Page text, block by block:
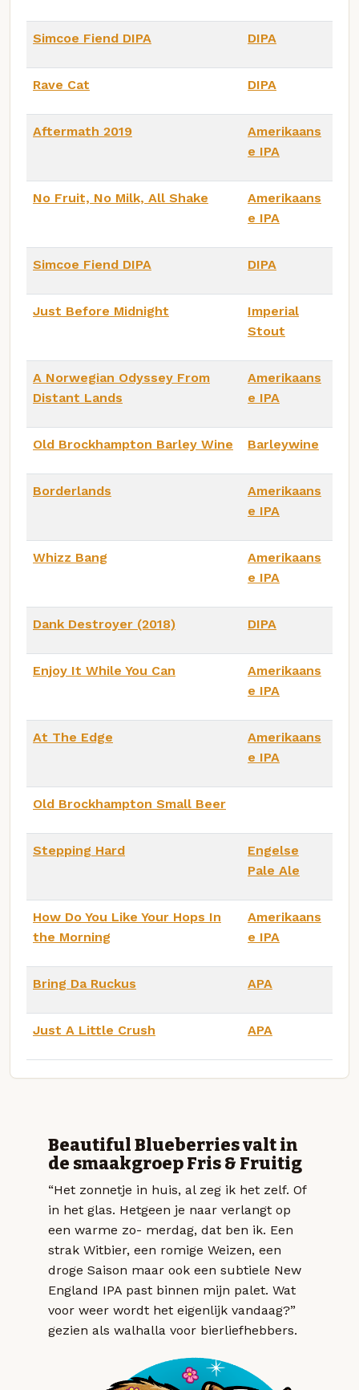
Simcoe Fiend DIPA DIPA
Rave Cat DIPA
Aftermath 2019
Amerikaans
e IPA
No Fruit, No Milk, All Shake
Amerikaans
e IPA
Simcoe Fiend DIPA DIPA
Just Before Midnight
Imperial
Stout
A Norwegian Odyssey From
Distant Lands
Amerikaans
e IPA
Old Brockhampton Barley Wine Barleywine
Borderlands
Amerikaans
e IPA
Whizz Bang
Amerikaans
e IPA
Dank Destroyer (2018) DIPA
Enjoy It While You Can
Amerikaans
e IPA
At The Edge
Amerikaans
e IPA
Old Brockhampton Small Beer
Stepping Hard
Engelse
Pale Ale
How Do You Like Your Hops In
the Morning
Amerikaans
e IPA
Bring Da Ruckus APA
Just A Little Crush APA
Beautiful Blueberries valt in
de smaakgroep Fris & Fruitig
“Het zonnetje in huis, al zeg ik het zelf. Of
in het glas. Hetgeen je naar verlangt op
een warme zo- merdag, dat ben ik. Een
strak Witbier, een romige Weizen, een
droge Saison maar ook een subtiele New
England IPA past binnen mijn palet. Wat
voor weer wordt het eigenlijk vandaag?”
gezien als walhalla voor bierliefhebbers.